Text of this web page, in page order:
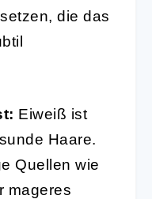
die das
Eiweiß ist
Haare.
Quellen wie
mageres